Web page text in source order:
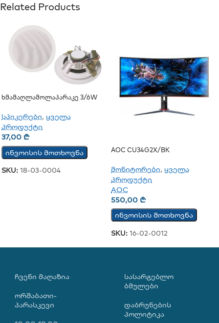
Related Products
Ხმამაღლამოლაპარაკე 3/6W
სპიკერები, ყველა
პროდუქტი
37,00 ₾
ინვოისის მოთხოვნა
SKU: 18-03-0004
AOC CU34G2X/BK
მონიტორები, ყველა
პროდუქტი
AOC
550,00 ₾
ინვოისის მოთხოვნა
SKU: 16-02-0012
ᲩᲕᲔᲜᲘ ᲛᲐᲦᲐᲖᲘᲐ
ორშაბათი-
პარასკევი
ᲡᲐᲡᲐᲠᲒᲔᲑᲚᲝ
ᲑᲛᲣᲚᲔᲑᲘ
დაბრუნების
პოლიტიკა